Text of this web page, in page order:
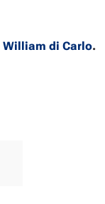
William di Carlo.